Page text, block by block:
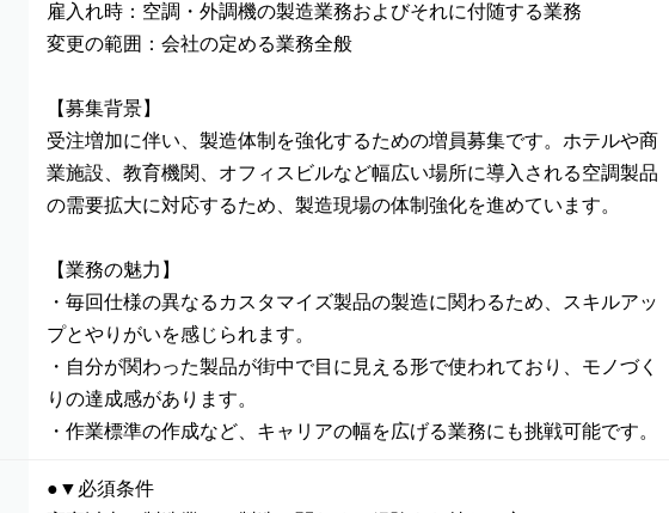
雇入れ時：空調・外調機の製造業務およびそれに付随する業務
変更の範囲：会社の定める業務全般
【募集背景】
受注増加に伴い、製造体制を強化するための増員募集です。ホテルや商
業施設、教育機関、オフィスビルなど幅広い場所に導入される空調製品
の需要拡大に対応するため、製造現場の体制強化を進めています。
【業務の魅力】
・毎回仕様の異なるカスタマイズ製品の製造に関わるため、スキルアッ
プとやりがいを感じられます。
・自分が関わった製品が街中で目に見える形で使われており、モノづく
りの達成感があります。
・作業標準の作成など、キャリアの幅を広げる業務にも挑戦可能です。
●▼必須条件